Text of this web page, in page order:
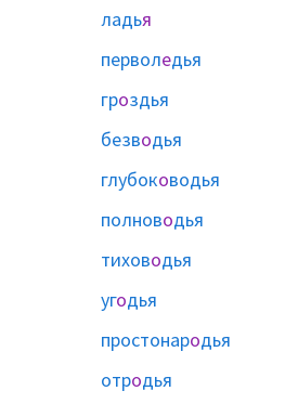
ладья
перволедья
гроздья
безводья
глубоководья
полноводья
тиховодья
угодья
простонародья
отродья